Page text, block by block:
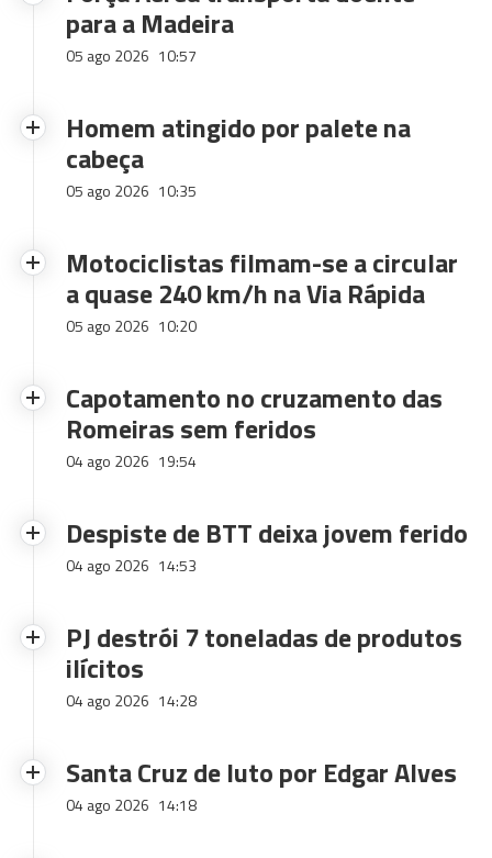
para a Madeira
05 ago 2026 10:57
Homem atingido por palete na
cabeça
05 ago 2026 10:35
Motociclistas filmam-se a circular
a quase 240 km/h na Via Rápida
05 ago 2026 10:20
Capotamento no cruzamento das
Romeiras sem feridos
04 ago 2026 19:54
Despiste de BTT deixa jovem ferido
04 ago 2026 14:53
PJ destrói 7 toneladas de produtos
ilícitos
04 ago 2026 14:28
Santa Cruz de luto por Edgar Alves
04 ago 2026 14:18